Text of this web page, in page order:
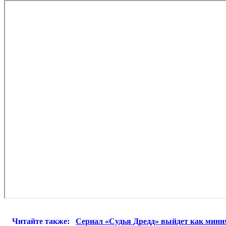
Читайте также: Сериал «Судья Дредд» выйдет как